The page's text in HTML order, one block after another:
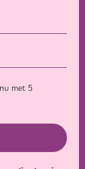
met 5